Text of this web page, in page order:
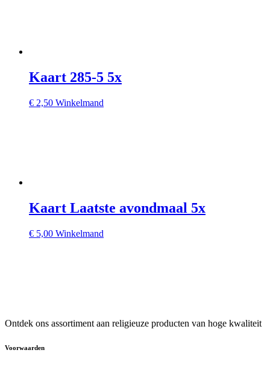
Kaart 285-5 5x
€ 2,50 Winkelmand
Kaart Laatste avondmaal 5x
€ 5,00 Winkelmand
Ontdek ons assortiment aan religieuze producten van hoge kwaliteit
Voorwaarden